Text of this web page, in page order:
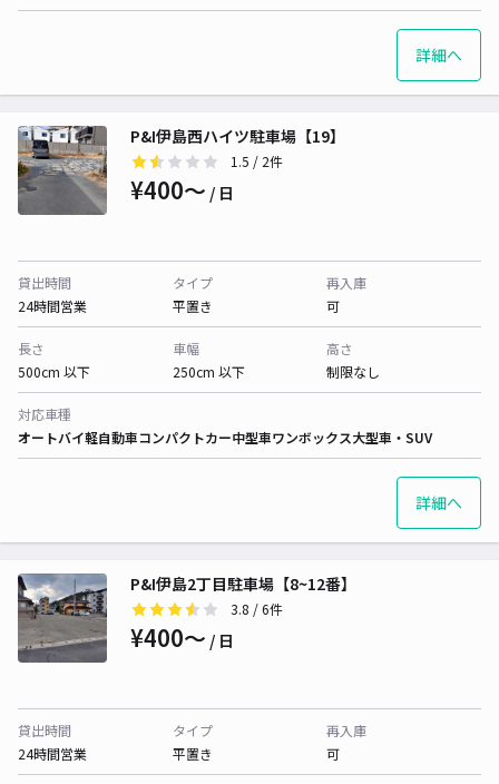
詳細へ
P&I伊島西ハイツ駐車場【19】
1.5 / 2件
¥400〜 / 日
貸出時間
24時間営業
タイプ
平置き
再入庫
可
長さ
500cm 以下
車幅
250cm 以下
高さ
制限なし
対応車種
オートバイ軽自動車コンパクトカー中型車ワンボックス大型車・SUV
詳細へ
P&I伊島2丁目駐車場【8~12番】
3.8 / 6件
¥400〜 / 日
貸出時間
24時間営業
タイプ
平置き
再入庫
可